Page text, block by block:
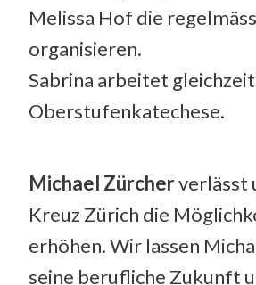
Melissa Hof die
organisieren.
Sabrina arbeitet
Oberstufenkatechese.
Michael Zürcherverlässt
Kreuz Zürich die
erhöhen. Wir lassen
seine berufliche Zukunft